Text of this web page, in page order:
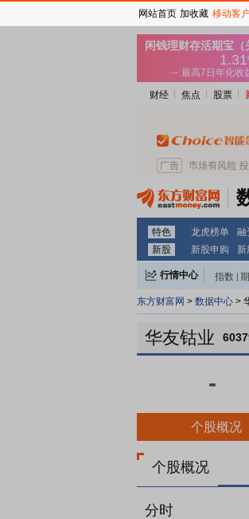
财经 焦点 股票
特色 龙虎榜单 融
新股
新股申购 新
行情中心 指数
东方财富网 > 数据中心 >
华友钴业
-
个股概况
个股概况
分时
网站首页 加收藏 移动客